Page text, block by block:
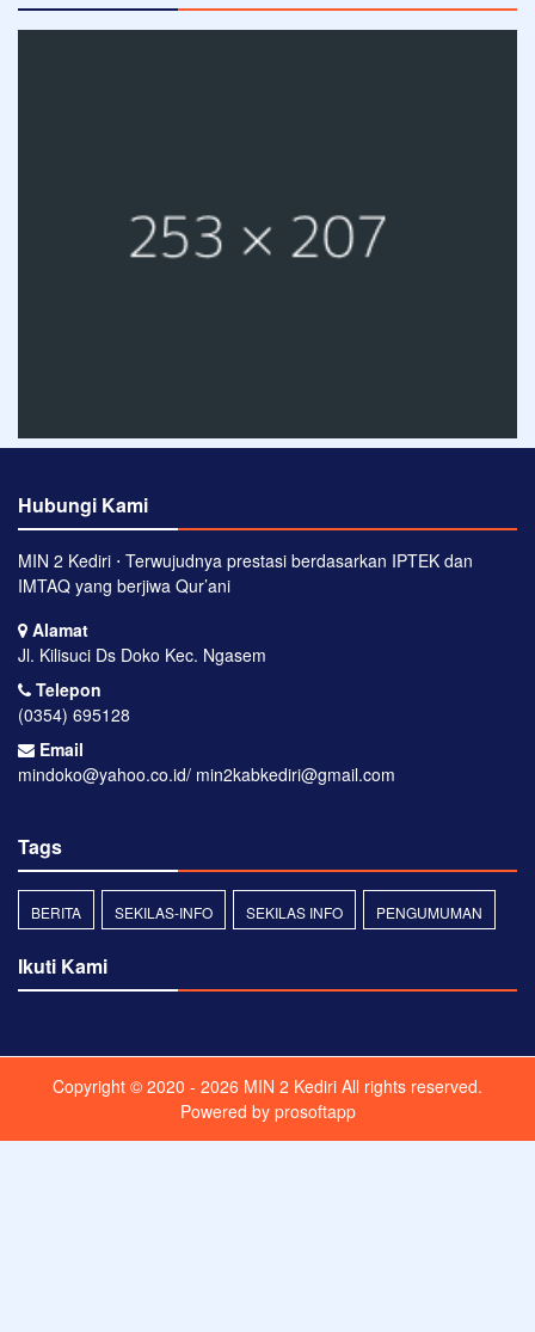
Hubungi Kami
MIN 2 Kediri ⋅ Terwujudnya prestasi berdasarkan IPTEK dan
IMTAQ yang berjiwa Qur’ani
Alamat
Jl. Kilisuci Ds Doko Kec. Ngasem
Telepon
(0354) 695128
Email
mindoko@yahoo.co.id/ min2kabkediri@gmail.com
Tags
BERITA SEKILAS-INFO SEKILAS INFO PENGUMUMAN
Ikuti Kami
Copyright © 2020 - 2026 MIN 2 Kediri All rights reserved.
Powered by prosoftapp